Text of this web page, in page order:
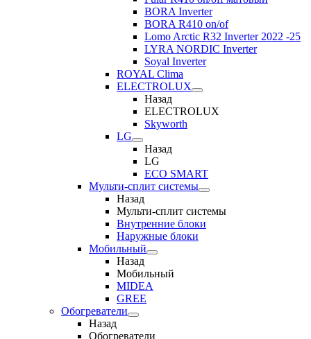
BORA Inverter
BORA R410 on/of
Lomo Arctic R32 Inverter 2022 -25
LYRA NORDIC Inverter
Soyal Inverter
ROYAL Clima
ELECTROLUX
Назад
ELECTROLUX
Skyworth
LG
Назад
LG
ECO SMART
Мульти-сплит системы
Назад
Мульти-сплит системы
Внутренние блоки
Наружные блоки
Мобильный
Назад
Мобильный
MIDEA
GREE
Обогреватели
Назад
Обогреватели